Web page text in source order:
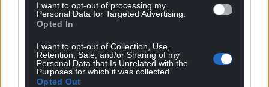
I want to opt-out of processing my
Personal Data for Targeted Advertising.
Opted In
I want to opt-out of Collection, Use,
Retention, Sale, and/or Sharing of my
Personal Data that Is Unrelated with the
Purposes for which it was collected.
Opted Out
In addition to its importance to understanding the
history of Wales, local officials, property developers
and property owners can use the list to learn about
historical place names in the areas where they live
and work.